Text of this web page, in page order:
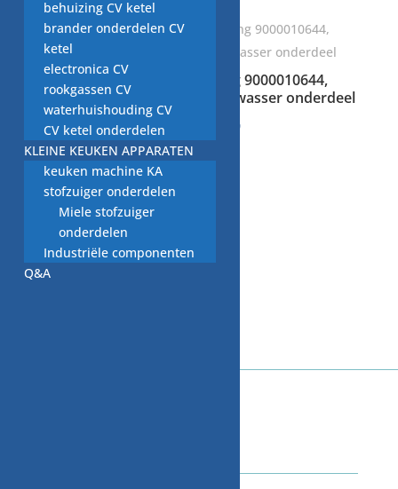
slang dik-bocht,
Whirlpool vaatwasser
onderdeel
€5,00
slang 9000010644,
vaatwasser onderdeel
5,00
behuizing CV ketel
brander onderdelen CV
ketel
electronica CV
rookgassen CV
waterhuishouding CV
CV ketel onderdelen
KLEINE KEUKEN APPARATEN
keuken machine KA
stofzuiger onderdelen
Miele stofzuiger
onderdelen
Industriële componenten
Q&A